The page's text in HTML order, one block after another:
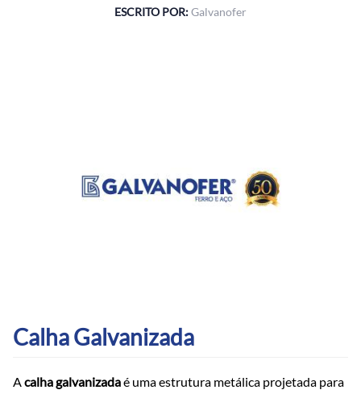
ESCRITO POR:Galvanofer
Calha Galvanizada
Acalha galvanizadaé uma estrutura metálica projetada para